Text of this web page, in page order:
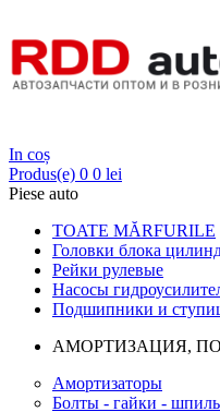
In coș
Produs(e) 0 0 lei
Piese auto
TOATE MĂRFURILE
Головки блока
Рейки рулевые
Насосы
Подшипники и
АМОРТИЗАЦИЯ,
Амортизаторы
Болты - гайки -